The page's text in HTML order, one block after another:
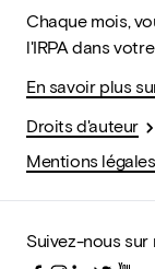
Chaque mois,
l'IRPA dans
En savoir plus
Droits d'auteur
Mentions légales
Suivez-nous sur